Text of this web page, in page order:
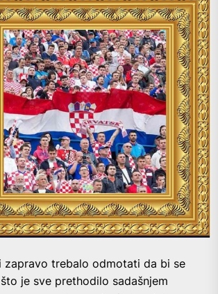
zapravo trebalo odmotati da bi se
je sve prethodilo sadašnjem